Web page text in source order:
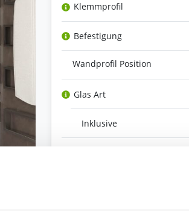
Klemmprofil
Befestigung
Wandprofil Position
Glas Art
Inklusive